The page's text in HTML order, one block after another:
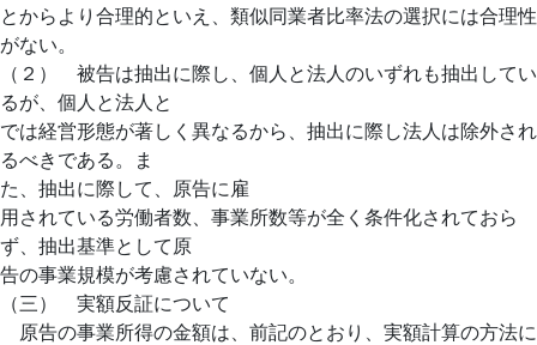
とからより合理的といえ、類似同業者比率法の選択には合理性
がない。
（２） 被告は抽出に際し、個人と法人のいずれも抽出してい
るが、個人と法人と
では経営形態が著しく異なるから、抽出に際し法人は除外され
るべきである。ま
た、抽出に際して、原告に雇
用されている労働者数、事業所数等が全く条件化されておら
ず、抽出基準として原
告の事業規模が考慮されていない。
（三） 実額反証について
原告の事業所得の金額は、前記のとおり、実額計算の方法に